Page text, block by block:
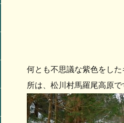
何とも不思議な紫色をし
所は、松川村馬羅尾高原